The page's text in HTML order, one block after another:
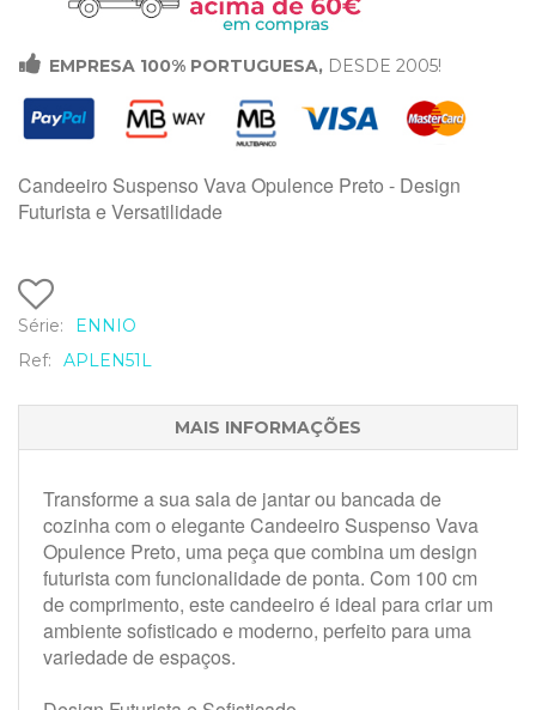
 EMPRESA 100% PORTUGUESA, DESDE 2005!
Candeeiro Suspenso Vava Opulence Preto - Design
Futurista e Versatilidade
Série:
ENNIO
Ref:
APLEN51L
MAIS INFORMAÇÕES
Transforme a sua sala de jantar ou bancada de
cozinha com o elegante Candeeiro Suspenso Vava
Opulence Preto, uma peça que combina um design
futurista com funcionalidade de ponta. Com 100 cm
de comprimento, este candeeiro é ideal para criar um
ambiente sofisticado e moderno, perfeito para uma
variedade de espaços.